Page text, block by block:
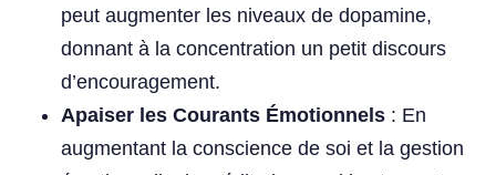
peut augmenter les niveaux de dopamine,
donnant à la concentration un petit discours
d’encouragement.
Apaiser les Courants Émotionnels : En
augmentant la conscience de soi et la gestion